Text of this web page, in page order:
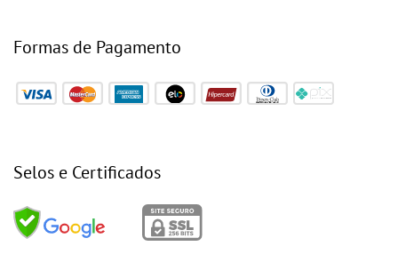
Formas de Pagamento
Selos e Certificados